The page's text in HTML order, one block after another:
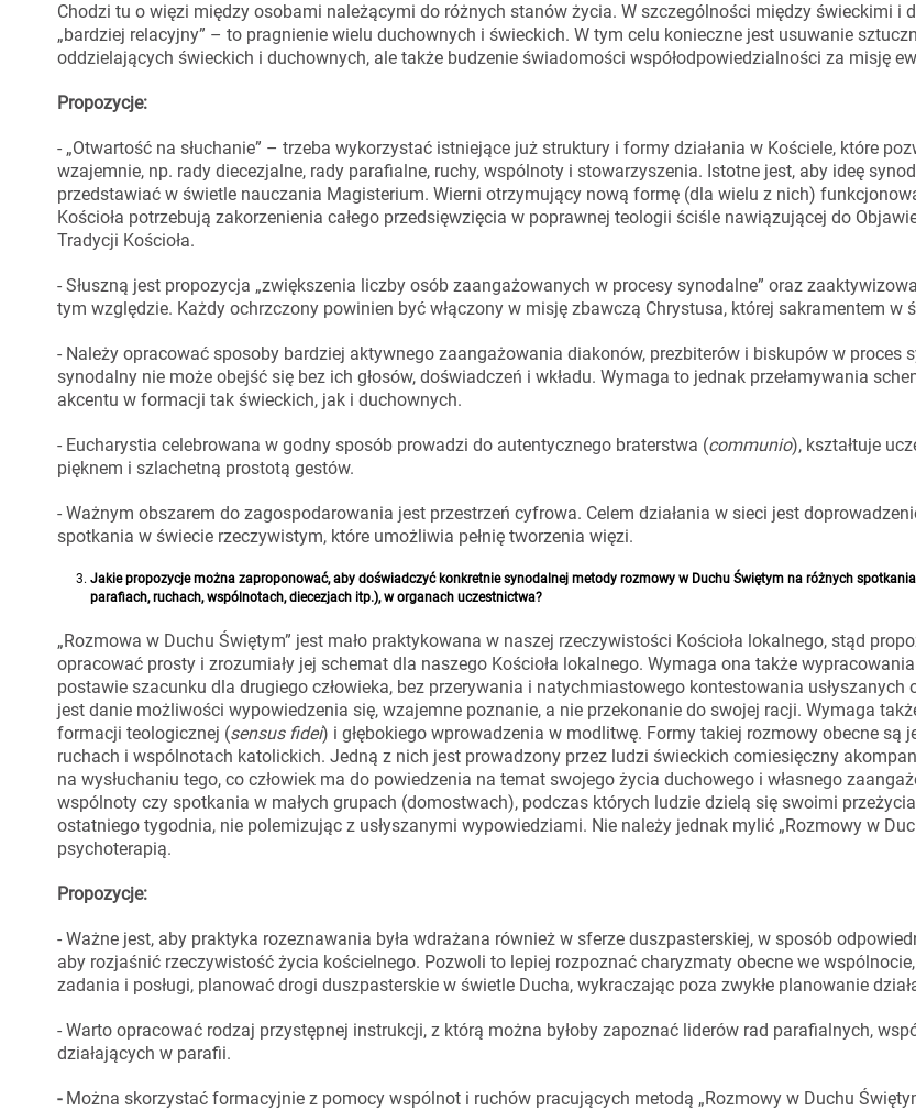
Chodzi tu o więzi między osobami należącymi do różnych stanów życia. W szczególności między świeckimi i
„bardziej relacyjny” – to pragnienie wielu duchownych i świeckich. W tym celu konieczne jest usuwanie
oddzielających świeckich i duchownych, ale także budzenie świadomości współodpowiedzialności za misję
Propozycje:
- „Otwartość na słuchanie” – trzeba wykorzystać istniejące już struktury i formy działania w Kościele, które
wzajemnie, np. rady diecezjalne, rady parafialne, ruchy, wspólnoty i stowarzyszenia. Istotne jest, aby ideę
przedstawiać w świetle nauczania Magisterium. Wierni otrzymujący nową formę (dla wielu z nich)
Kościoła potrzebują zakorzenienia całego przedsięwzięcia w poprawnej teologii ściśle nawiązującej do
Tradycji Kościoła.
- Słuszną jest propozycja „zwiększenia liczby osób zaangażowanych w procesy synodalne” oraz
tym względzie. Każdy ochrzczony powinien być włączony w misję zbawczą Chrystusa, której sakramentem w
- Należy opracować sposoby bardziej aktywnego zaangażowania diakonów, prezbiterów i biskupów w proces
synodalny nie może obejść się bez ich głosów, doświadczeń i wkładu. Wymaga to jednak przełamywania
akcentu w formacji tak świeckich, jak i duchownych.
- Eucharystia celebrowana w godny sposób prowadzi do autentycznego braterstwa (communio), kształtuje
pięknem i szlachetną prostotą gestów.
- Ważnym obszarem do zagospodarowania jest przestrzeń cyfrowa. Celem działania w sieci jest
spotkania w świecie rzeczywistym, które umożliwia pełnię tworzenia więzi.
Jakie propozycje można zaproponować, aby doświadczyć konkretnie synodalnej metody rozmowy w Duchu Świętym na różnych
parafiach, ruchach, wspólnotach, diecezjach itp.), w organach uczestnictwa?
„Rozmowa w Duchu Świętym” jest mało praktykowana w naszej rzeczywistości Kościoła lokalnego, stąd
opracować prosty i zrozumiały jej schemat dla naszego Kościoła lokalnego. Wymaga ona także
postawie szacunku dla drugiego człowieka, bez przerywania i natychmiastowego kontestowania usłyszanych
jest danie możliwości wypowiedzenia się, wzajemne poznanie, a nie przekonanie do swojej racji. Wymaga
formacji teologicznej (sensus fidei) i głębokiego wprowadzenia w modlitwę. Formy takiej rozmowy obecne są
ruchach i wspólnotach katolickich. Jedną z nich jest prowadzony przez ludzi świeckich comiesięczny
na wysłuchaniu tego, co człowiek ma do powiedzenia na temat swojego życia duchowego i własnego
wspólnoty czy spotkania w małych grupach (domostwach), podczas których ludzie dzielą się swoimi
ostatniego tygodnia, nie polemizując z usłyszanymi wypowiedziami. Nie należy jednak mylić „Rozmowy w
psychoterapią.
Propozycje:
- Ważne jest, aby praktyka rozeznawania była wdrażana również w sferze duszpasterskiej, w sposób
aby rozjaśnić rzeczywistość życia kościelnego. Pozwoli to lepiej rozpoznać charyzmaty obecne we
zadania i posługi, planować drogi duszpasterskie w świetle Ducha, wykraczając poza zwykłe planowanie
- Warto opracować rodzaj przystępnej instrukcji, z którą można byłoby zapoznać liderów rad parafialnych,
działających w parafii.
- Można skorzystać formacyjnie z pomocy wspólnot i ruchów pracujących metodą „Rozmowy w Duchu